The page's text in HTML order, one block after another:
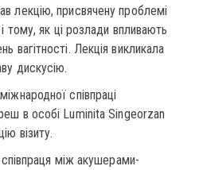
лекцію, присвячену проблемі
тому, як ці розлади впливають
вагітності. Лекція викликала
дискусію.
співпраці
в особі Luminita Singeorzan
візиту.
співпраця між акушерами-